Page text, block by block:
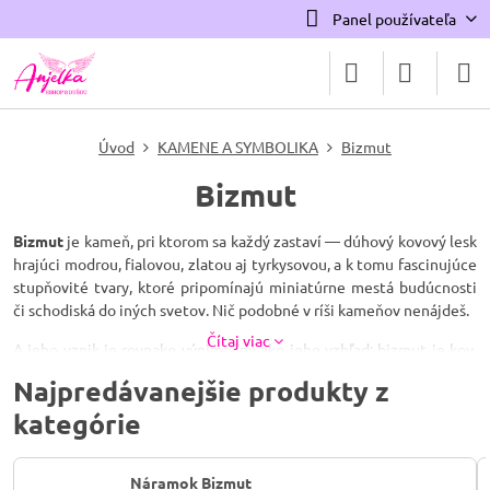
Panel používateľa
Úvod KAMENE A SYMBOLIKA Bizmut
Bizmut
Bizmut je kameň, pri ktorom sa každý zastaví — dúhový kovový lesk
hrajúci modrou, fialovou, zlatou aj tyrkysovou, a k tomu fascinujúce
stupňovité tvary, ktoré pripomínajú miniatúrne mestá budúcnosti
či schodiská do iných svetov. Nič podobné v ríši kameňov nenájdeš.
A jeho vznik je rovnako výnimočný ako jeho vzhľad: bizmut je kov,
kryštálov. V čistej kryštalickej podobe sa v prírode vyskytuje len
ojedinele, preto sa jeho dúhové „katedrály" pestujú riadeným
ochladzovaním roztaveného kovu — je to malý zázrak fyziky, pri
ktorom sa neopakovateľné schodíky formujú priamo pred očami a
Čítaj viac
Najpredávanejšie produkty z
kategórie
Náramok Bizmut